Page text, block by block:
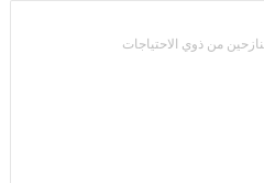
من ذوي الاحتياجات